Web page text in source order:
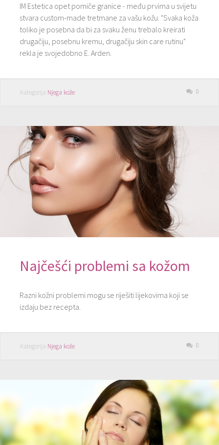
IM Estetica ​opet pomiče granice ​- među prvima u svijetu
stvara custom-made tretmane za vašu kožu. "Svaka koža
toliko je posebna da bi za svaku ženu trebalo kreirati
drugačiju, posebnu kremu, drugačiju skin care rutinu"
rekla je svojedobno E. Arden.
Kategorija Njega kože 0
Najčešći problemi sa kožom
Razni kožni problemi mogu se riješiti lijekovima koji se
izdaju bez recepta.
Kategorija Njega kože 0